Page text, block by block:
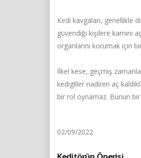
Kedi kavgaları, genellikle
güvendiği kişilere karnını
organlarını korumak için
İlkel kese, geçmiş
kedigiller nadiren aç
bir rol oynamaz. Bunun bir
02/09/2022